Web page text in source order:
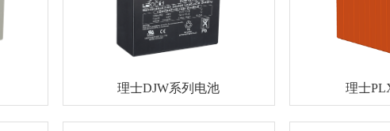
理士DJW系列电池 理士